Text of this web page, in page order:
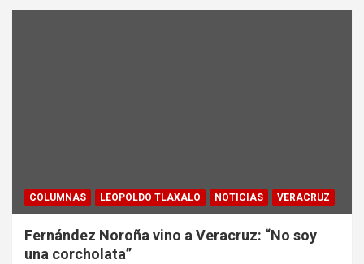
COLUMNAS LEOPOLDO TLAXALO NOTICIAS VERACRUZ
Fernández Noroña vino a Veracruz: “No soy
una corcholata”